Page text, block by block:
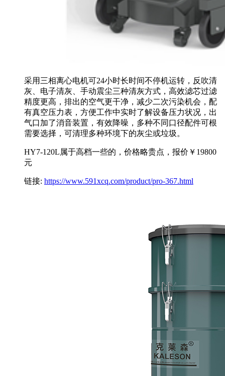
采用三相离心电机可24小时长时间不停机运转，反吹清
灰、电子清灰、手动震尘三种清灰方式，高效滤芯过滤
精度更高，排出的空气更干净，减少二次污染机会，配
有真空压力表，方便工作中实时了解设备压力状况，出
气口加了消音装置，有效降噪，多种不同口径配件可根
需要选择，可清理多种环境下的灰尘或垃圾。
HY7-120L属于高档一些的，价格略贵点，报价￥19800
元
链接: https://www.591xcq.com/product/pro-367.html